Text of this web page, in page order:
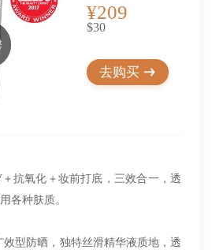
¥209
$30
去购买
抗氧化＋妆前打底，三效合一，透
各种肤质。
效型防晒，独特丝滑精华液质地，透